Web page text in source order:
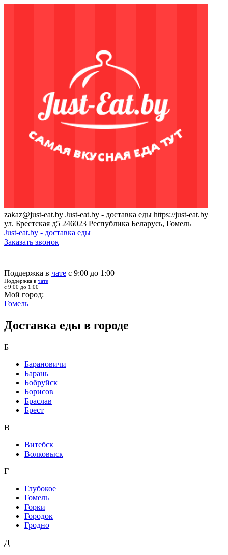
zakaz@just-eat.by Just-eat.by - доставка еды https://just-eat.by
ул. Брестская д5 246023 Республика Беларусь, Гомель
Just-eat.by - доставка еды
Заказать звонок
Поддержка в чате с 9:00 до 1:00
Поддержка в чате
с 9:00 до 1:00
Мой город:
Гомель
Доставка еды в городе
Б
Барановичи
Барань
Бобруйск
Борисов
Браслав
Брест
В
Витебск
Волковыск
Г
Глубокое
Гомель
Горки
Городок
Гродно
Д